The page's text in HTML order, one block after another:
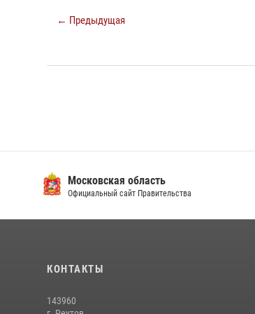
← Предыдущая
Московская область
Официальный сайт Правительства
КОНТАКТЫ
143960